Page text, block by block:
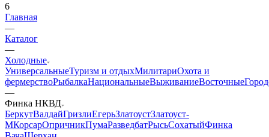
6
Главная
—
Каталог
—
Холодные
УниверсальныеТуризм и отдыхМилитариОхота и
фермерствоРыбалкаНациональныеВыживаниеВосточные
—
Финка НКВД
БеркутВалдайГризлиЕгерьЗлатоустЗлатоуст-
МКорсарОпричникПумаРазведбатРысьСохатыйФинка